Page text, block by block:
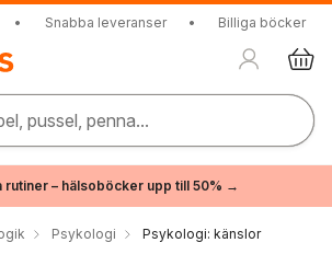
• Snabba leveranser • Billiga böcker
pussel, penna...
rutiner – hälsoböcker upp till 50% →
Psykologi Psykologi: känslor